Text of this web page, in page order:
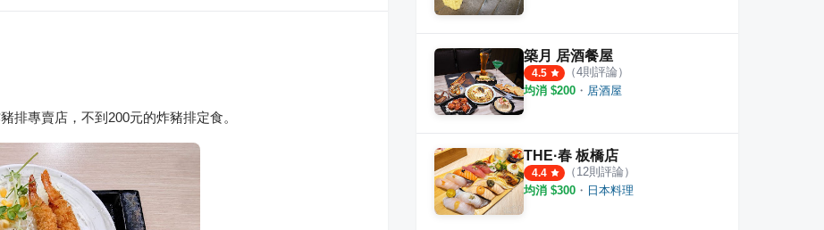
排專賣店，不到200元的炸豬排定食。
築月 居酒餐屋
4.5 （4則評論）
均消 $200 ・ 居酒屋
THE·春 板橋店
4.4 （ 12則評論）
均消 $300 ・ 日本料理